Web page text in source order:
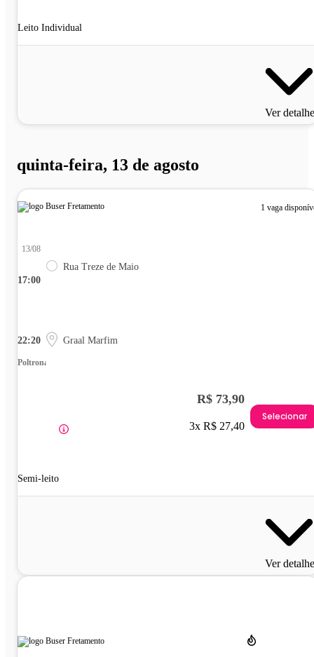
Leito Individual
Ver
quinta-feira, 13 de agosto
1 vaga
17:00
13/08
Rua Treze de Maio
22:20 Graal Marfim
Poltrona
Semi-leito
R$ 73,90
3x R$ 27,40
Selecionar
Ver